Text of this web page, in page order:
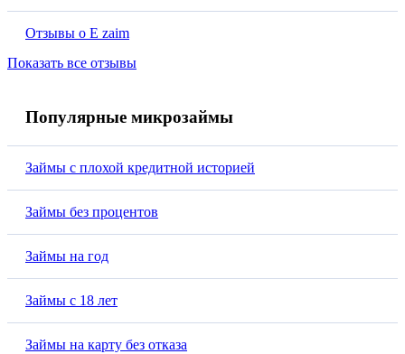
Отзывы о E zaim
Показать все отзывы
Популярные микрозаймы
Займы с плохой кредитной историей
Займы без процентов
Займы на год
Займы с 18 лет
Займы на карту без отказа